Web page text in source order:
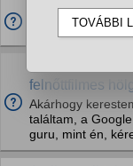
Auer Maja
Auer Maja milyen
felnőttfilmes
Akárhogy
találtam, a
guru, mint én,